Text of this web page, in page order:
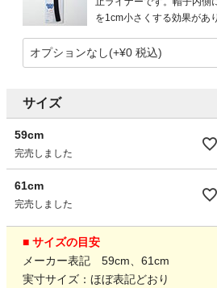
を1cm小さくする効果があ
サイズ
59cm
完売しました
61cm
完売しました
■ サイズの目安
メーカー表記 59cm、61cm
実寸サイズ：ほぼ表記どおり